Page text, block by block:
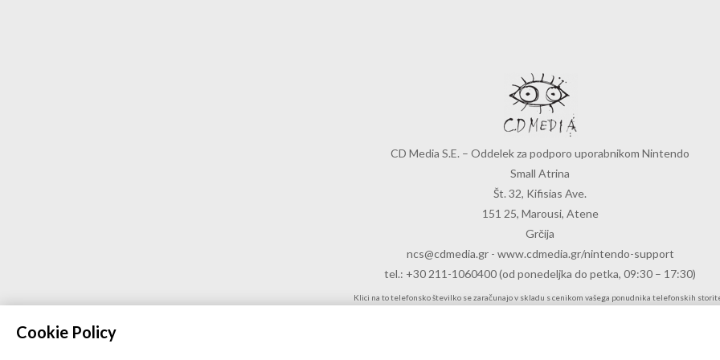
CD Media S.E. – Oddelek za podporo uporabnikom Nintendo
Small Atrina
Št. 32, Kifisias Ave.
151 25, Marousi, Atene
Grčija
ncs@cdmedia.gr- www.cdmedia.gr/nintendo-support
tel.: +30 211-1060400 (od ponedeljka do petka, 09:30 – 17:30)
Klici na to telefonsko številko se zaračunajo v skladu s cenikom vašega ponudnika telefonskih
Cene se razlikujejo glede na državo izvora in vrsto klica (mednarodni, domači, mobilni ali
Cookie Policy